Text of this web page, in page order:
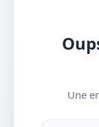
Une